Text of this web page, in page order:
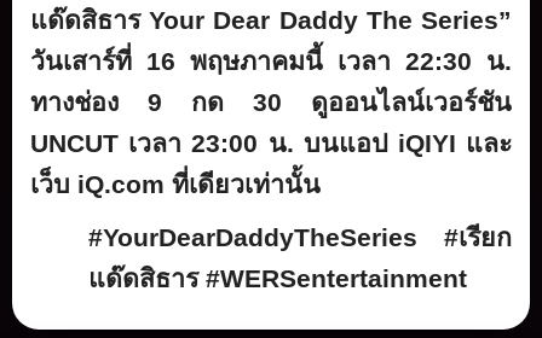
แด๊ดสิธาร Your Dear Daddy The Series”
วันเสาร์ที่ 16 พฤษภาคมนี้ เวลา 22:30 น.
ทางช่อง 9 กด 30 ดูออนไลน์เวอร์ชัน
UNCUT เวลา 23:00 น. บนแอป iQIYI และ
เว็บ iQ.com ที่เดียวเท่านั้น
#YourDearDaddyTheSeries #เรียก
แด๊ดสิธาร #WERSentertainment